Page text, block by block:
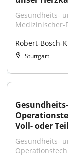
Gesundheits-
Medizinischer-
Robert-Bosch-
Stuttgart
Voll- oder
Gesundheits-